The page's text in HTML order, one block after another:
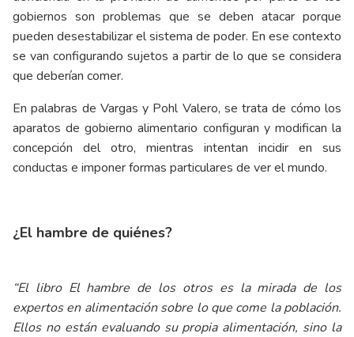
gobiernos son problemas que se deben atacar porque
pueden desestabilizar el sistema de poder. En ese contexto
se van configurando sujetos a partir de lo que se considera
que deberían comer.
En palabras de Vargas y Pohl Valero, se trata de cómo los
aparatos de gobierno alimentario configuran y modifican la
concepción del otro, mientras intentan incidir en sus
conductas e imponer formas particulares de ver el mundo.
¿El hambre de quiénes?
“El libro El hambre de los otros es la mirada de los
expertos en alimentación sobre lo que come la población.
Ellos no están evaluando su propia alimentación, sino la